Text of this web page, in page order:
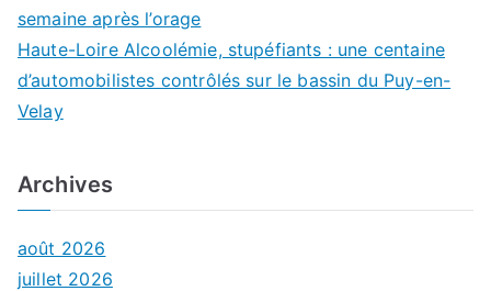
semaine après l’orage
Haute-Loire Alcoolémie, stupéfiants : une centaine
d’automobilistes contrôlés sur le bassin du Puy-en-
Velay
Archives
août 2026
juillet 2026